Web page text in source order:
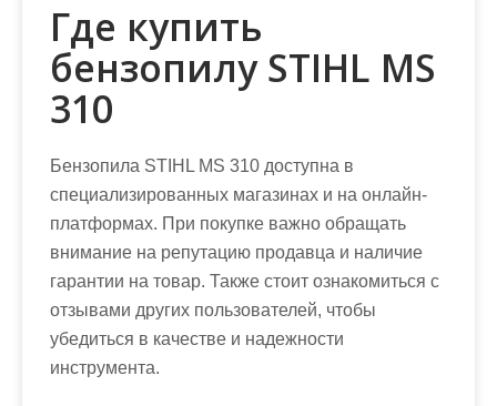
Где купить
бензопилу STIHL MS
310
Бензопила STIHL MS 310 доступна в
специализированных магазинах и на онлайн-
платформах. При покупке важно обращать
внимание на репутацию продавца и наличие
гарантии на товар. Также стоит ознакомиться с
отзывами других пользователей, чтобы
убедиться в качестве и надежности
инструмента.